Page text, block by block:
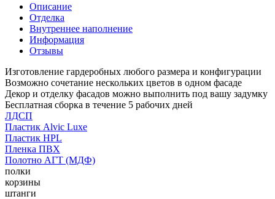
Описание
Отделка
Внутреннее наполнение
Информация
Отзывы
Изготовление гардеробных любого размера и конфигурации
Возможно сочетание нескольких цветов в одном фасаде
Декор и отделку фасадов можно выполнить под вашу задумку
Бесплатная сборка в течение 5 рабочих дней
ЛДСП
Пластик Alvic Luxe
Пластик HPL
Пленка ПВХ
Полотно АГТ (МДФ)
полки
корзины
штанги